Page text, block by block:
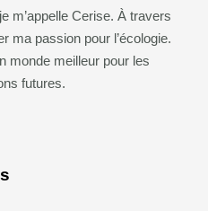
m’appelle Cerise. À travers
ma passion pour l’écologie.
monde meilleur pour les
futures.